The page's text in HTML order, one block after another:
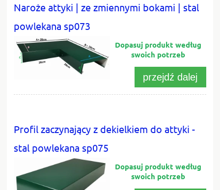
Naroże attyki | ze zmiennymi bokami | stal
powlekana sp073
przejdź dalej
Profil zaczynający z dekielkiem do attyki -
stal powlekana sp075